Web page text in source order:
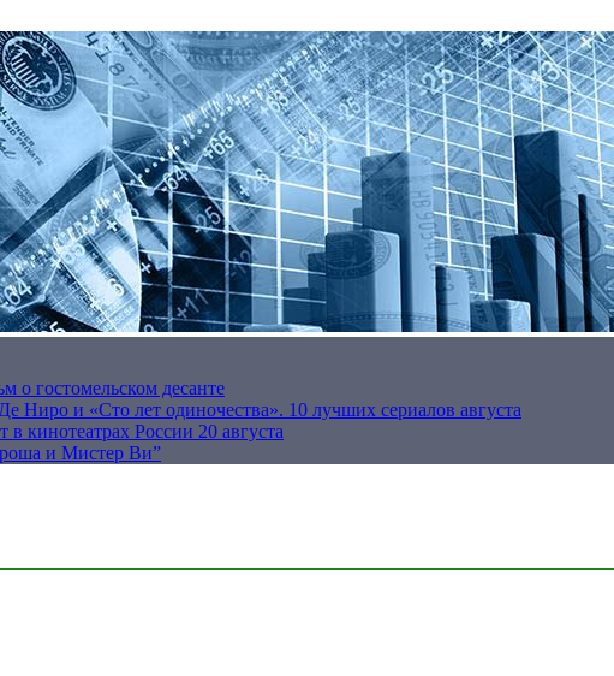
о гостомельском десанте
Ниро и «Сто лет одиночества». 10 лучших сериалов августа
кинотеатрах России 20 августа
и Мистер Ви”